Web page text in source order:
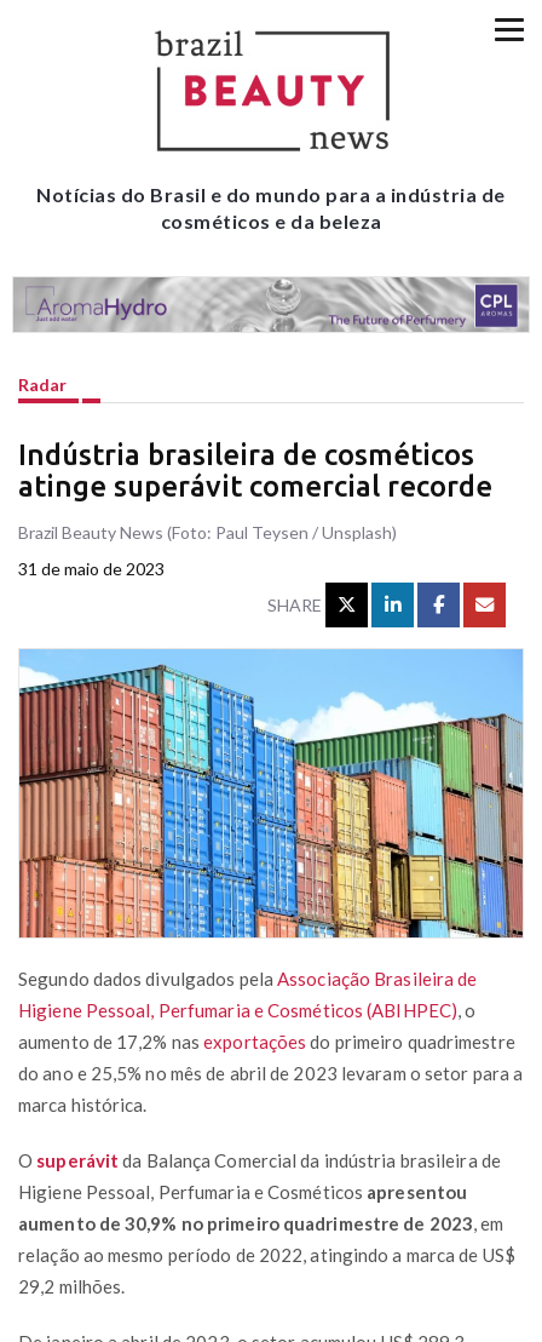
Notícias do Brasil e do mundo para a indústria de
cosméticos e da beleza
Radar
Indústria brasileira de cosméticos
atinge superávit comercial recorde
Brazil Beauty News (Foto: Paul Teysen / Unsplash)
31 de maio de 2023
SHARE
Segundo dados divulgados pela Associação Brasileira de
Higiene Pessoal, Perfumaria e Cosméticos (ABIHPEC) , o
aumento de 17,2% nasexportações do primeiro quadrimestre
do ano e 25,5% no mês de abril de 2023 levaram o setor para a
marca histórica.
O superávit da Balança Comercial da indústria brasileira de
Higiene Pessoal, Perfumaria e Cosméticos apresentou
aumento de 30,9% no primeiro quadrimestre de 2023 , em
relação ao mesmo período de 2022, atingindo a marca de US$
29,2 milhões.